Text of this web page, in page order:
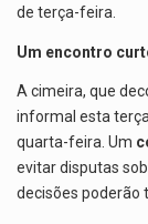
de terça-feira.
Um encontro
A cimeira, que
informal esta
quarta-feira. Um
evitar disputas
decisões poderão